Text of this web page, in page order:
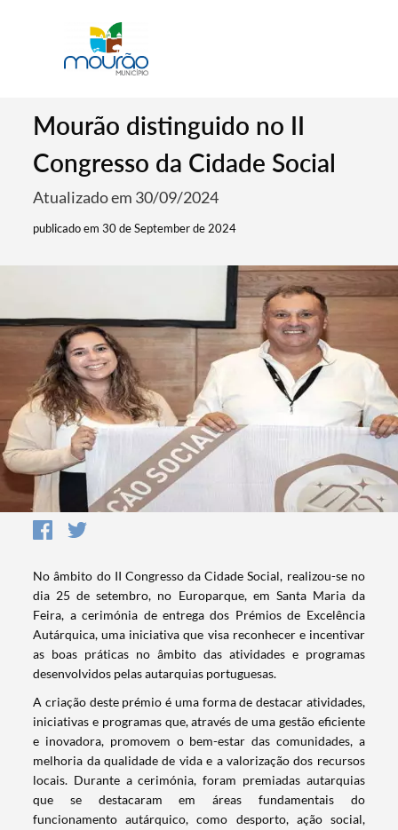
Mourão distinguido no II
Congresso da Cidade Social
Atualizado em 30/09/2024
publicado em 30 de September de 2024
No âmbito do II Congresso da Cidade Social, realizou-se no
dia 25 de setembro, no Europarque, em Santa Maria da
Feira, a cerimónia de entrega dos Prémios de Excelência
Autárquica, uma iniciativa que visa reconhecer e incentivar
as boas práticas no âmbito das atividades e programas
desenvolvidos pelas autarquias portuguesas.
A criação deste prémio é uma forma de destacar atividades,
iniciativas e programas que, através de uma gestão eficiente
e inovadora, promovem o bem-estar das comunidades, a
melhoria da qualidade de vida e a valorização dos recursos
locais. Durante a cerimónia, foram premiadas autarquias
que se destacaram em áreas fundamentais do
funcionamento autárquico, como desporto, ação social,